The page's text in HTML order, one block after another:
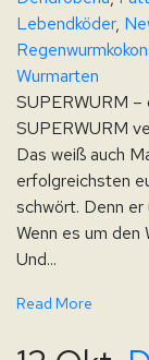
Lebendköder,
Wurmarten
SUPERWURM
SUPERWURM
Das weiß auch
erfolgreichsten
schwört. Denn er
Wenn es um den
Und...
Read More